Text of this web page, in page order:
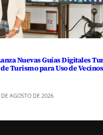
Nuevas Guías Digitales
Turismo para Uso de
AGOSTO DE 2026